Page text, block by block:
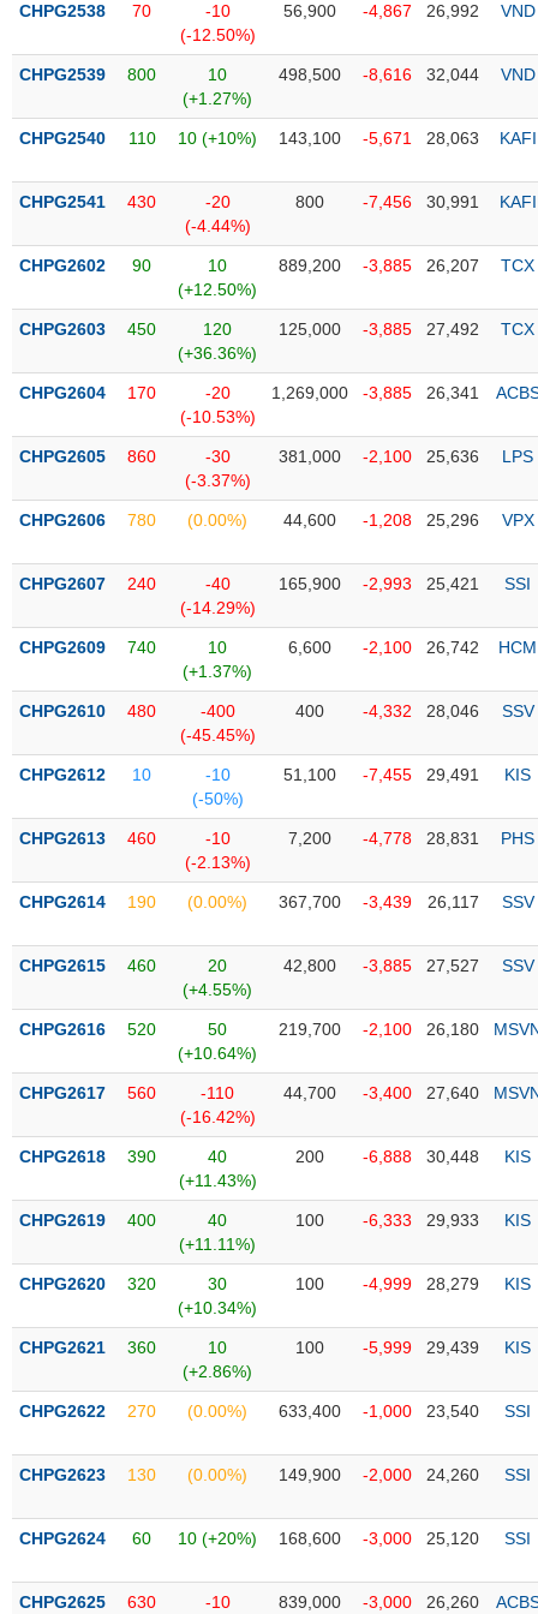
thái
phiếu
mô
thị
Niêm
Niêm
mới
yết
sung
niêm
yết
Theo
dõi
biệt
được
quỹ
mục
ETF
Cổ
chi
tiết
Tổng
quan
Giao
dịch
Tài
chính
Phân
tích
thuật
sơ
nghiệp
tức
sự
CHPG2538 70
-10
(-12.50%)
56,900 -4,867 26,992 VND
CHPG2539 800
10
(+1.27%)
498,500 -8,616 32,044 VND
CHPG2540 110 10 (+10%) 143,100 -5,671 28,063 KAFI
CHPG2541 430
-20
(-4.44%)
800 -7,456 30,991 KAFI
CHPG2602 90
10
(+12.50%)
889,200 -3,885 26,207 TCX
CHPG2603 450
120
(+36.36%)
125,000 -3,885 27,492 TCX
CHPG2604 170
-20
(-10.53%)
1,269,000 -3,885 26,341
CHPG2605 860
-30
(-3.37%)
381,000 -2,100 25,636 LPS
CHPG2606 780 (0.00%) 44,600 -1,208 25,296 VPX
CHPG2607 240
-40
(-14.29%)
165,900 -2,993 25,421 SSI
CHPG2609 740
10
(+1.37%)
6,600 -2,100 26,742 HCM
CHPG2610 480
-400
(-45.45%)
400 -4,332 28,046 SSV
CHPG2612 10
-10
(-50%)
51,100 -7,455 29,491 KIS
CHPG2613 460
-10
(-2.13%)
7,200 -4,778 28,831 PHS
CHPG2614 190 (0.00%) 367,700 -3,439 26,117 SSV
CHPG2615 460
20
(+4.55%)
42,800 -3,885 27,527 SSV
CHPG2616 520
50
(+10.64%)
219,700 -2,100 26,180
CHPG2617 560
-110
(-16.42%)
44,700 -3,400 27,640
CHPG2618 390
40
(+11.43%)
200 -6,888 30,448 KIS
CHPG2619 400
40
(+11.11%)
100 -6,333 29,933 KIS
CHPG2620 320
30
(+10.34%)
100 -4,999 28,279 KIS
CHPG2621 360
10
(+2.86%)
100 -5,999 29,439 KIS
CHPG2622 270 (0.00%) 633,400 -1,000 23,540 SSI
CHPG2623 130 (0.00%) 149,900 -2,000 24,260 SSI
CHPG2624 60 10 (+20%) 168,600 -3,000 25,120 SSI
CHPG2625 630 -10 839,000 -3,000 26,260
NGÀNH
DOANH
NGHIỆP
PHIẾU
PHÁI
TRÁI
CÔNG
ĐẦU
TƯ
DỮ
MỚI
Ngành
(-)
VS-
LƯỢNG
NGUYÊN
VẬT
NGHIỆP